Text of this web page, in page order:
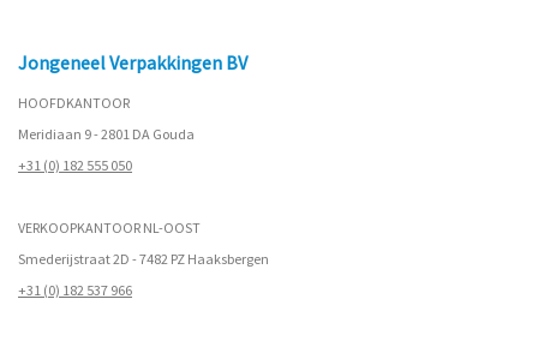
Jongeneel Verpakkingen BV
HOOFDKANTOOR
Meridiaan 9 - 2801 DA Gouda
+31 (0) 182 555 050
VERKOOPKANTOOR NL-OOST
Smederijstraat 2D - 7482 PZ Haaksbergen
+31 (0) 182 537 966